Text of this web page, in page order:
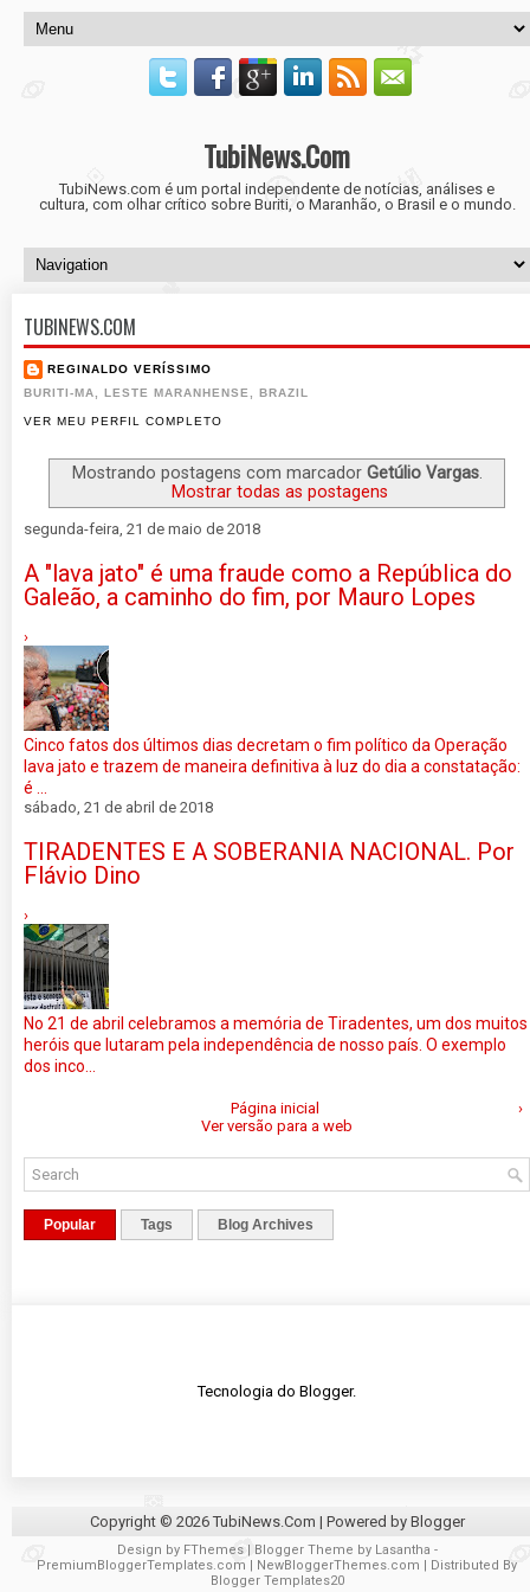
TubiNews.Com
TubiNews.com é um portal independente de notícias, análises e
cultura, com olhar crítico sobre Buriti, o Maranhão, o Brasil e o mundo.
TUBINEWS.COM
REGINALDO VERÍSSIMO
BURITI-MA, LESTE MARANHENSE, BRAZIL
VER MEU PERFIL COMPLETO
Mostrando postagens com marcador Getúlio Vargas.
Mostrar todas as postagens
segunda-feira, 21 de maio de 2018
A "lava jato" é uma fraude como a República do
Galeão, a caminho do fim, por Mauro Lopes
›
Cinco fatos dos últimos dias decretam o fim político da Operação
lava jato e trazem de maneira definitiva à luz do dia a constatação:
é ...
sábado, 21 de abril de 2018
TIRADENTES E A SOBERANIA NACIONAL. Por
Flávio Dino
›
No 21 de abril celebramos a memória de Tiradentes, um dos muitos
heróis que lutaram pela independência de nosso país. O exemplo
dos inco...
›
Página inicial
Ver versão para a web
Popular Tags Blog Archives
Tecnologia do Blogger.
Copyright © 2026TubiNews.Com | Powered by Blogger
Design by FThemes| Blogger Theme by Lasantha -
PremiumBloggerTemplates.com
NewBloggerThemes.com | Distributed By
Blogger Templates20